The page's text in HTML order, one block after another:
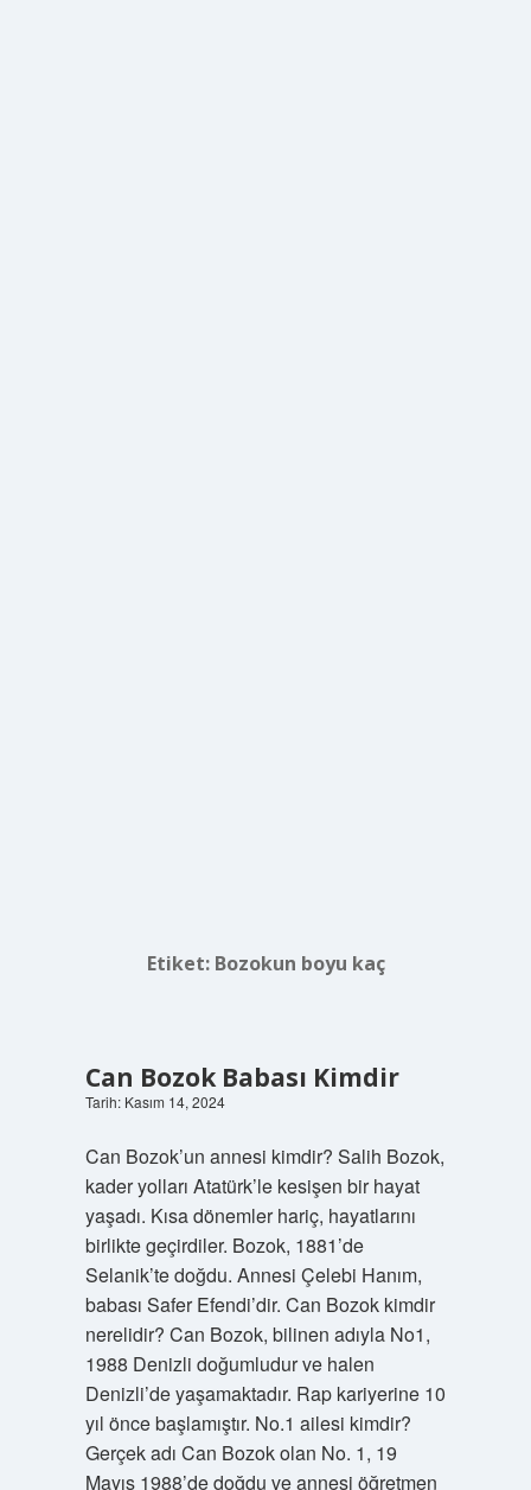
Etiket: Bozokun boyu kaç
Can Bozok Babası Kimdir
Tarih: Kasım 14, 2024
Can Bozok’un annesi kimdir? Salih Bozok,
kader yolları Atatürk’le kesişen bir hayat
yaşadı. Kısa dönemler hariç, hayatlarını
birlikte geçirdiler. Bozok, 1881’de
Selanik’te doğdu. Annesi Çelebi Hanım,
babası Safer Efendi’dir. Can Bozok kimdir
nerelidir? Can Bozok, bilinen adıyla No1,
1988 Denizli doğumludur ve halen
Denizli’de yaşamaktadır. Rap ​​kariyerine 10
yıl önce başlamıştır. No.1 ailesi kimdir?
Gerçek adı Can Bozok olan No. 1, 19
Mayıs 1988’de doğdu ve annesi öğretmen